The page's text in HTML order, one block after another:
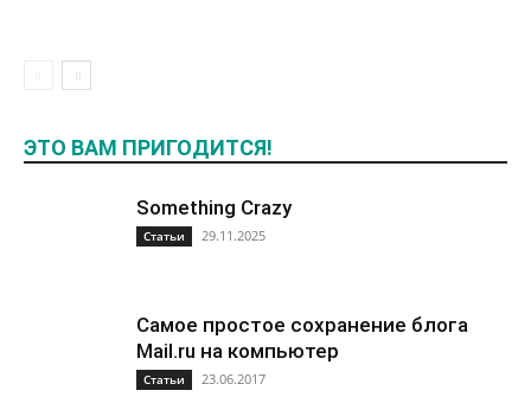
ЭТО ВАМ ПРИГОДИТСЯ!
Something Crazy
Статьи 29.11.2025
Самое простое сохранение блога
Mail.ru на компьютер
Статьи 23.06.2017